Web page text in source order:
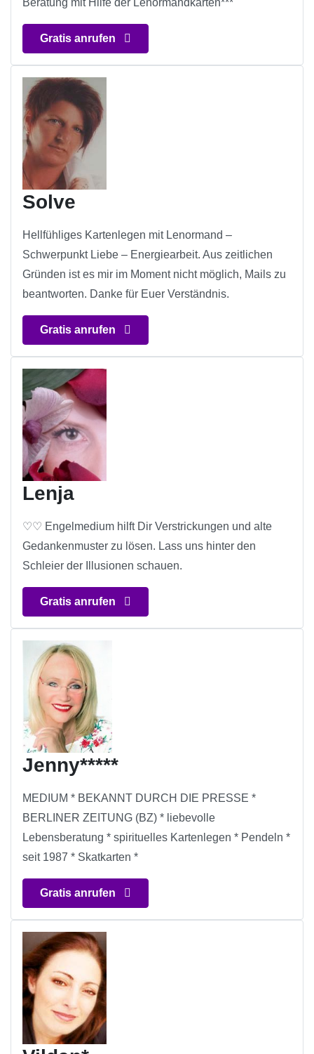
Beratung mit Hilfe der Lenormandkarten***
Gratis anrufen
Solve
Hellfühliges Kartenlegen mit Lenormand –
Schwerpunkt Liebe – Energiearbeit. Aus zeitlichen
Gründen ist es mir im Moment nicht möglich, Mails zu
beantworten. Danke für Euer Verständnis.
Gratis anrufen
Lenja
♡♡ Engelmedium hilft Dir Verstrickungen und alte
Gedankenmuster zu lösen. Lass uns hinter den
Schleier der Illusionen schauen.
Gratis anrufen
Jenny*****
MEDIUM * BEKANNT DURCH DIE PRESSE *
BERLINER ZEITUNG (BZ) * liebevolle
Lebensberatung * spirituelles Kartenlegen * Pendeln *
seit 1987 * Skatkarten *
Gratis anrufen